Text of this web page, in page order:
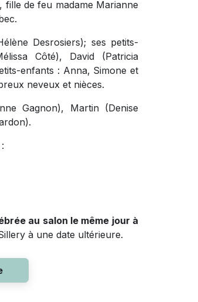
fille de feu madame Marianne
Desrosiers); ses petits-
Côté), David (Patricia
enfants : Anna, Simone et
neveux et nièces.
Gagnon), Martin (Denise
au salon le même jour à
à une date ultérieure.